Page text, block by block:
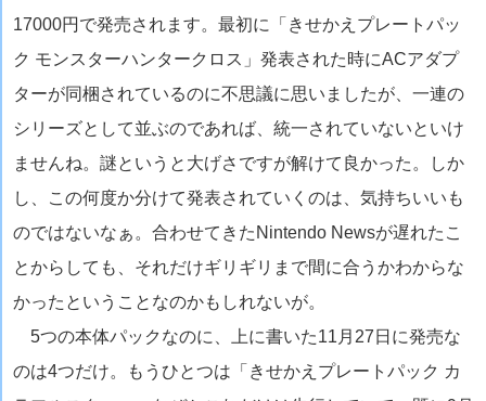
17000円で発売されます。最初に「きせかえプレートパッ
ク モンスターハンタークロス」発表された時にACアダプ
ターが同梱されているのに不思議に思いましたが、一連の
シリーズとして並ぶのであれば、統一されていないといけ
ませんね。謎というと大げさですが解けて良かった。しか
し、この何度か分けて発表されていくのは、気持ちいいも
のではないなぁ。合わせてきたNintendo Newsが遅れたこ
とからしても、それだけギリギリまで間に合うかわからな
かったということなのかもしれないが。
5つの本体パックなのに、上に書いた11月27日に発売な
のは4つだけ。もうひとつは「きせかえプレートパック カ